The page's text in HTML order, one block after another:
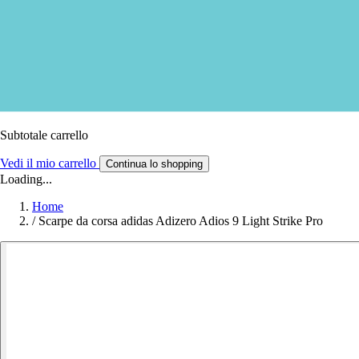
Subtotale carrello
Vedi il mio carrello Continua lo shopping
Loading...
Home
/ Scarpe da corsa adidas Adizero Adios 9 Light Strike Pro